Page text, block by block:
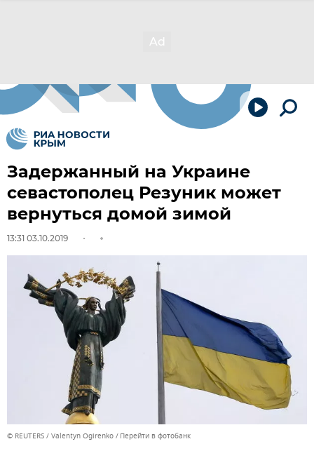
Задержанный на Украине
севастополец Резуник может
вернуться домой зимой
13:31 03.10.2019
© REUTERS / Valentyn Ogirenko Перейти в фотобанк